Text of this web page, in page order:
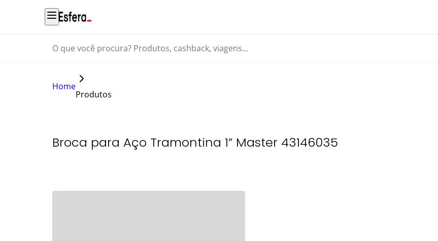
O que você procura? Produtos, cashback, viagens...
Home
Produtos
Broca para Aço Tramontina 1” Master 43146035